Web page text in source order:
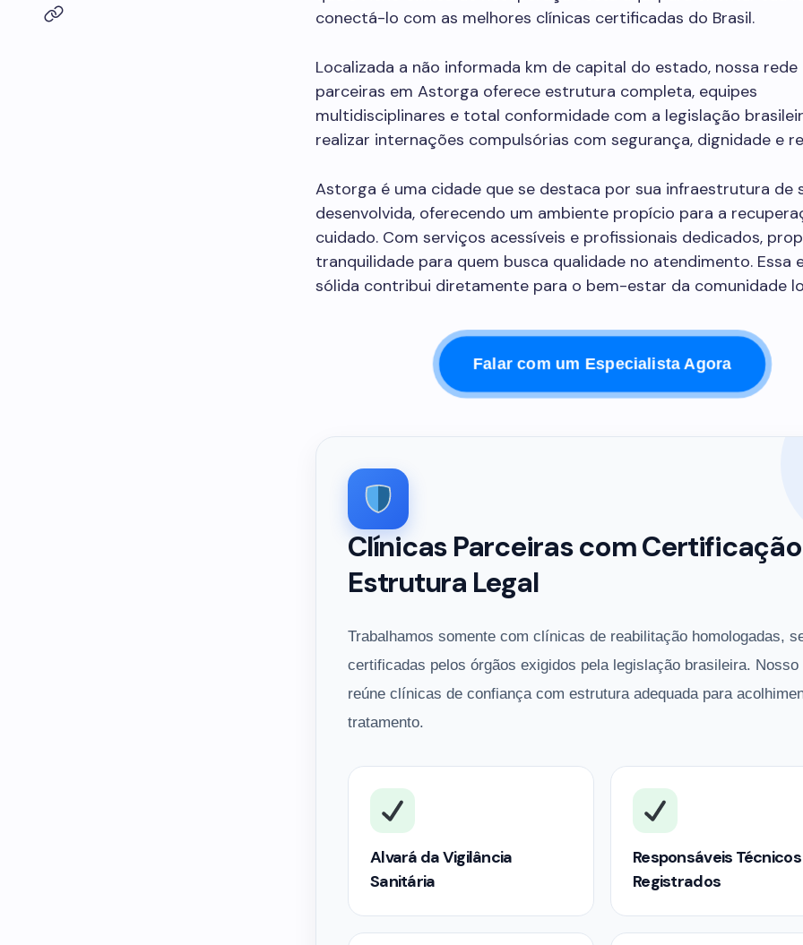
conectá-lo com as melhores clínicas certificadas do Brasil.
Localizada a não informada km de capital do estado, nossa rede
parceiras em Astorga oferece estrutura completa, equipes
multidisciplinares e total conformidade com a legislação
realizar internações compulsórias com segurança, dignidade e
Astorga é uma cidade que se destaca por sua infraestrutura de
desenvolvida, oferecendo um ambiente propício para a
cuidado. Com serviços acessíveis e profissionais dedicados,
tranquilidade para quem busca qualidade no atendimento. Essa
sólida contribui diretamente para o bem-estar da comunidade
Falar com um Especialista Agora
Clínicas Parceiras com
Estrutura Legal
Trabalhamos somente com clínicas de reabilitação homologadas,
certificadas pelos órgãos exigidos pela legislação brasileira. Nosso
reúne clínicas de confiança com estrutura adequada para
tratamento.
Alvará da Vigilância
Sanitária
Responsáveis Técnicos
Registrados